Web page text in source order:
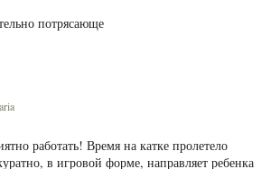
потрясающе
работать! Время на катке пролетело
в игровой форме, направляет ребенка